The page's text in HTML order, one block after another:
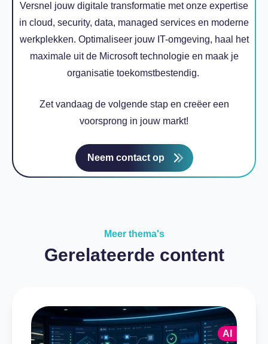
Versnel jouw digitale transformatie met onze expertise
in cloud, security, data, managed services en moderne
werkplekken. Optimaliseer jouw IT-omgeving, haal het
maximale uit de Microsoft technologie en maak je
organisatie toekomstbestendig.
Zet vandaag de volgende stap en creëer een
voorsprong in jouw markt!
Neem contact op
Meer thema's
Gerelateerde content
AI